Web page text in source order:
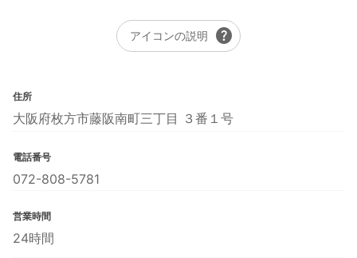
アイコンの説明 help
住所
大阪府枚方市藤阪南町三丁目 ３番１号
電話番号
072-808-5781
営業時間
24時間